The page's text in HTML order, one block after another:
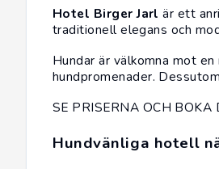
Hotel Birger Jarl är ett
traditionell elegans och
Hundar är välkomna mot
hundpromenader.
SE PRISERNA OCH BOKA
Hundvänliga hotell